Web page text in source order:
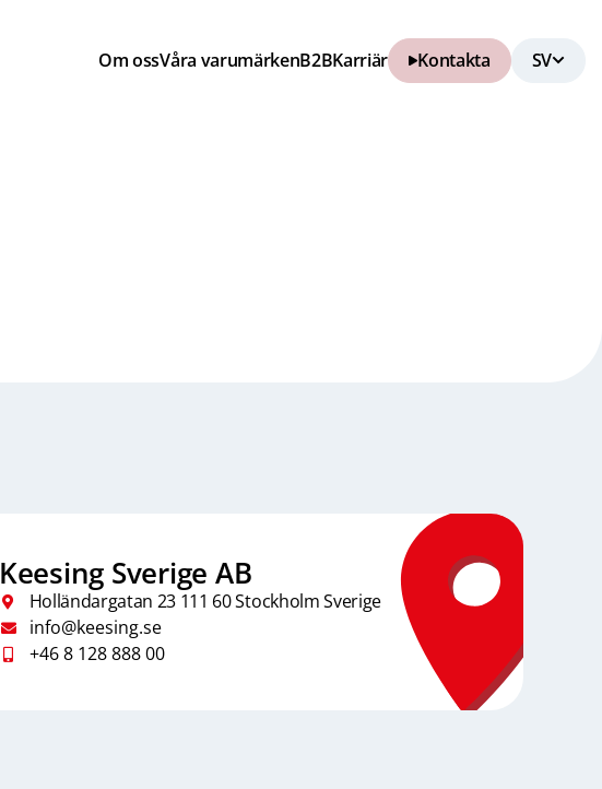
Om ossVåra varumärkenB2BKarriär Kontakta
Keesing Sverige AB
Holländargatan 23 111 60 Stockholm Sverige
info@keesing.se
+46 8 128 888 00